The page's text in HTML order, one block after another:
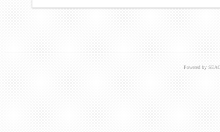
Powered by